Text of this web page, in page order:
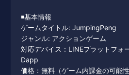
◾️基本情報
ゲームタイトル: JumpingPeng
ジャンル: アクションゲーム
対応デバイス：LINEプラットフォ
Dapp
価格：無料（ゲーム内課金の可能性